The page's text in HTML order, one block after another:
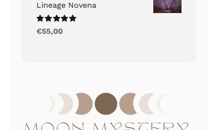
Lineage Novena
Gewaardeerd
uit 5
€55,00